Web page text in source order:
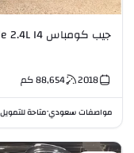
جيب كومباس Longitude 2.4L I4
2018
88,654كم
مواصفات سعودي•متاحة للتمويل